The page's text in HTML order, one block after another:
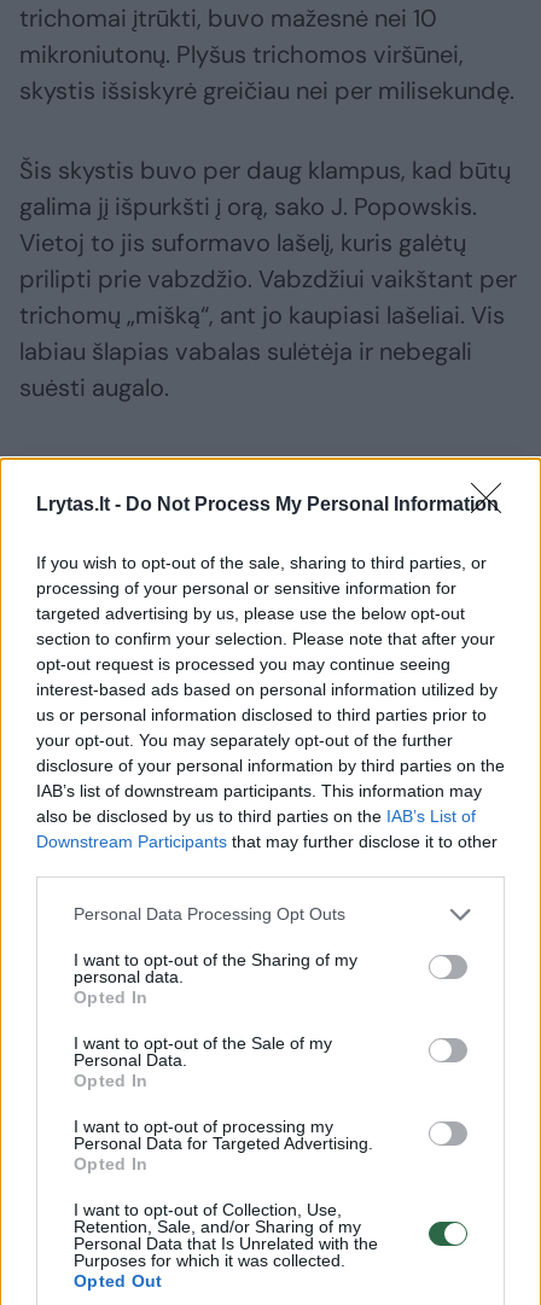
Lrytas.lt - Do Not Process My Personal Information
If you wish to opt-out of the sale, sharing to third parties, or
processing of your personal or sensitive information for
targeted advertising by us, please use the below opt-out
section to confirm your selection. Please note that after your
opt-out request is processed you may continue seeing
interest-based ads based on personal information utilized by
us or personal information disclosed to third parties prior to
your opt-out. You may separately opt-out of the further
disclosure of your personal information by third parties on the
IAB’s list of downstream participants. This information may
also be disclosed by us to third parties on the IAB’s List of
Downstream Participants that may further disclose it to other
Personal Data Processing Opt Outs
I want to opt-out of the Sharing of my
personal data.
Opted In
I want to opt-out of the Sale of my
Personal Data.
Opted In
I want to opt-out of processing my
Personal Data for Targeted Advertising.
Opted In
I want to opt-out of Collection, Use,
Retention, Sale, and/or Sharing of my
Personal Data that Is Unrelated with the
Purposes for which it was collected.
Opted Out
trichomai įtrūkti, buvo mažesnė nei 10
mikroniutonų. Plyšus trichomos viršūnei,
skystis išsiskyrė greičiau nei per milisekundę.
Šis skystis buvo per daug klampus, kad būtų
galima jį išpurkšti į orą, sako J. Popowskis.
Vietoj to jis suformavo lašelį, kuris galėtų
prilipti prie vabzdžio. Vabzdžiui vaikštant per
trichomų „mišką“, ant jo kaupiasi lašeliai. Vis
labiau šlapias vabalas sulėtėja ir nebegali
suėsti augalo.
Susiję straipsniai
Kaip iš siaubo filmo, bet tiesa:
džiūstantys ir pjaunami
pomidorai klykia, sako
mokslininkai
Galiausiai komanda šį procesą užfiksavo
fotoaparatu su vakarinių tripsų (Frankliniella
kenkėjai – nimfomis.
Ispanijos nacionalinės mokslinių tyrimų
tarybos atstovas Eduardo de la Peña teigia,
kad šis išsamus pomidorų apsaugos